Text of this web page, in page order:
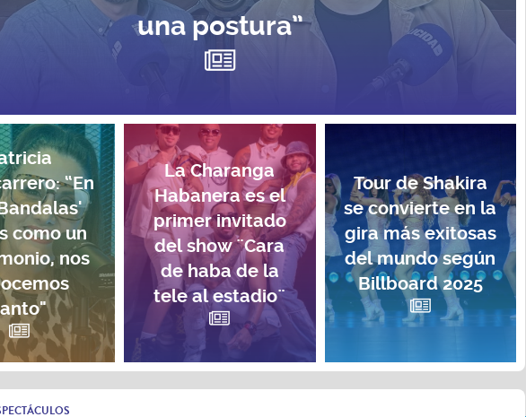
una postura”
“En
como un
nos
La Charanga
Habanera es el
primer invitado
del show ¨Cara
de haba de la
tele al estadio¨
Tour de Shakira
se convierte en la
gira más exitosas
del mundo según
Billboard 2025